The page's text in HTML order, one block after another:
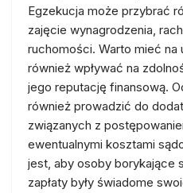
Egzekucja może przybrać
zajęcie wynagrodzenia,
ruchomości. Warto mieć na
również wpływać na
jego reputację finansową.
również prowadzić do
związanych z
ewentualnymi kosztami
jest, aby osoby borykające
zapłaty były świadome